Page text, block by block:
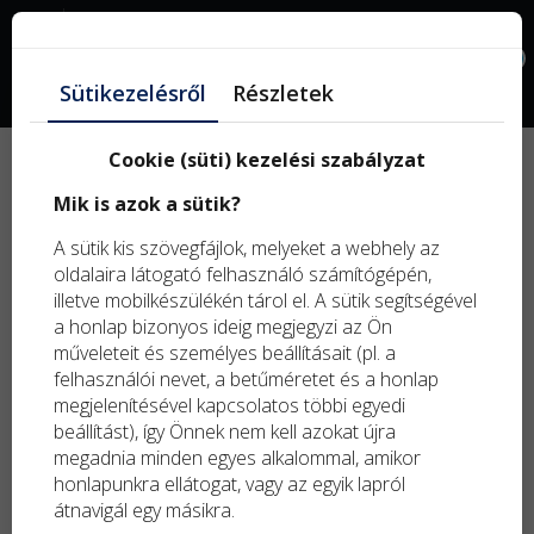
Facebook
Sütikezelésről Részletek
Cookie (süti) kezelési szabályzat
Mik is azok a sütik?
A sütik kis szövegfájlok, melyeket a webhely az
oldalaira látogató felhasználó számítógépén,
illetve mobilkészülékén tárol el. A sütik segítségével
a honlap bizonyos ideig megjegyzi az Ön
műveleteit és személyes beállításait (pl. a
felhasználói nevet, a betűméretet és a honlap
megjelenítésével kapcsolatos többi egyedi
beállítást), így Önnek nem kell azokat újra
megadnia minden egyes alkalommal, amikor
honlapunkra ellátogat, vagy az egyik lapról
átnavigál egy másikra.